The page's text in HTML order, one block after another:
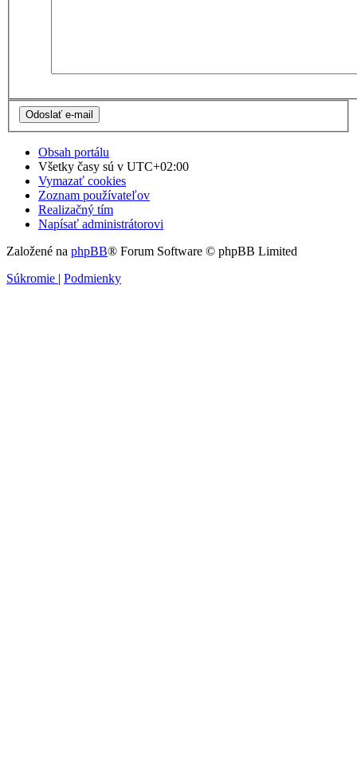
Obsah portálu
Všetky časy sú v UTC+02:00
Vymazať cookies
Zoznam používateľov
Realizačný tím
Napísať administrátorovi
Založené na phpBB® Forum Software © phpBB Limited
Súkromie | Podmienky